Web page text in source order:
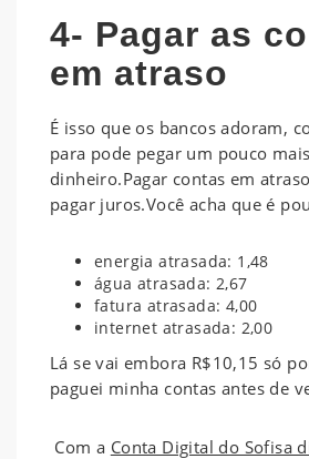
4- Pagar as
em atraso
É isso que os bancos adoram,
para pode pegar um pouco
dinheiro.Pagar contas em
pagar juros.Você acha que é
energia atrasada: 1,48
água atrasada: 2,67
fatura atrasada: 4,00
internet atrasada: 2,00
Lá se vai embora R$10,15 só
paguei minha contas antes de
Com a Conta Digital do Sofisa